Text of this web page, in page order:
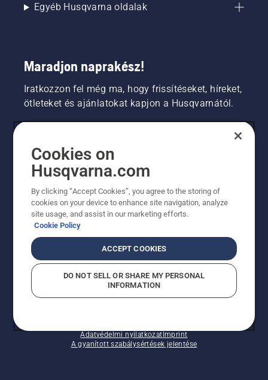
Egyéb Husqvarna oldalak
Maradjon naprakész!
Iratkozzon fel még ma, hogy frissítéseket, híreket,
ötleteket és ajánlatokat kapjon a Husqvarnától.
PROFESSZIONÁLIS
Adatvédelmi nyilatkozat Imprint
A gyanított szabálysértések jelentése
Cookies on
Husqvarna.com
By clicking “Accept Cookies”, you agree to the storing of
cookies on your device to enhance site navigation, analyze
site usage, and assist in our marketing efforts.
Cookie Policy
ACCEPT COOKIES
DO NOT SELL OR SHARE MY PERSONAL
INFORMATION